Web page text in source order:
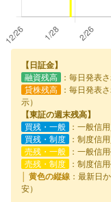
【日証金】
融資残高
：毎日発表
貸株残高
：毎日発表
示）
【東証の週末残高】
買残・一般
：一般信
買残・制度
：制度信
売残・一般
：一般信
売残・制度
：制度信
│ 黄色の縦線 ：最新日
安）